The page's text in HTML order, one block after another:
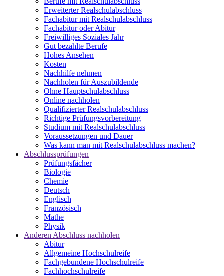
Erweiterter Realschulabschluss
Fachabitur mit Realschulabschluss
Fachabitur oder Abitur
Freiwilliges Soziales Jahr
Gut bezahlte Berufe
Hohes Ansehen
Kosten
Nachhilfe nehmen
Nachholen für Auszubildende
Ohne Hauptschulabschluss
Online nachholen
Qualifizierter Realschulabschluss
Richtige Prüfungsvorbereitung
Studium mit Realschulabschluss
Voraussetzungen und Dauer
Was kann man mit Realschulabschluss machen?
Abschlussprüfungen
Prüfungsfächer
Biologie
Chemie
Deutsch
Englisch
Französisch
Mathe
Physik
Anderen Abschluss nachholen
Abitur
Allgemeine Hochschulreife
Fachgebundene Hochschulreife
Fachhochschulreife